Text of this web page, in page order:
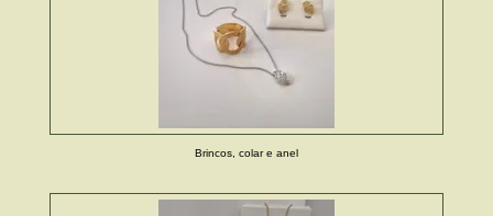
Brincos, colar e anel